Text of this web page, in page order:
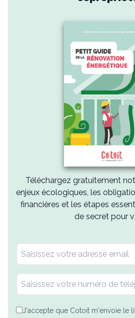
Téléchargez gratuitement
enjeux écologiques, les
financières et les étapes
de secret pour
J'accepte que Cotoit m'envoie le